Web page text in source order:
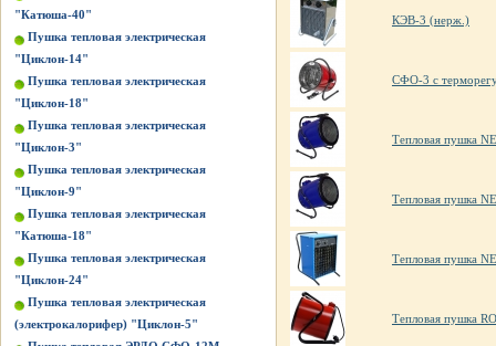
"Катюша-40"
Пушка тепловая электрическая
"Циклон-14"
Пушка тепловая электрическая
"Циклон-18"
Пушка тепловая электрическая
"Циклон-3"
Пушка тепловая электрическая
"Циклон-9"
Пушка тепловая электрическая
"Катюша-18"
Пушка тепловая электрическая
"Циклон-24"
Пушка тепловая электрическая
(электрокалорифер) "Циклон-5"
КЭВ-3 (нерж.)
СФО-3 с
Тепловая пушка
Тепловая пушка
Тепловая пушка
Тепловая пушка